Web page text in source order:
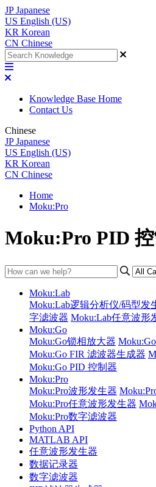
JP Japanese
US English (US)
KR Korean
CN Chinese
Knowledge Base Home
Contact Us
Chinese
JP Japanese
US English (US)
KR Korean
CN Chinese
Home
Moku:Pro
Moku:Pro PID
Moku:Lab
Moku:Lab逻辑分析仪/码型发
字滤波器 Moku:Lab任意波形
Moku:Go
Moku:Go锁相放大器
Moku:Go FIR 滤波器生成器
Moku:Go PID 控制器
Moku:Pro
Moku:Pro波形发生器
Moku:Pro任意波形发生器
Moku:Pro数字滤波器
Python API
MATLAB API
任意波形发生器
数据记录器
数字滤波器